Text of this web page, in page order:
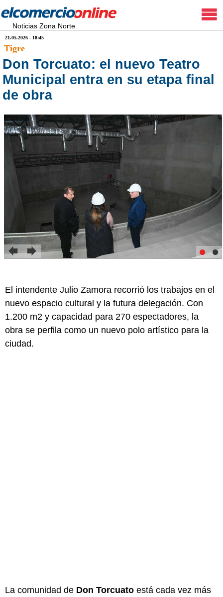
Noticias Zona Norte
21.05.2026 - 18:45
Tigre
Don Torcuato: el nuevo Teatro
Municipal entra en su etapa final
de obra
El intendente Julio Zamora recorrió los trabajos en el
nuevo espacio cultural y la futura delegación. Con
1.200 m2 y capacidad para 270 espectadores, la
obra se perfila como un nuevo polo artístico para la
ciudad.
La comunidad de Don Torcuato está cada vez más